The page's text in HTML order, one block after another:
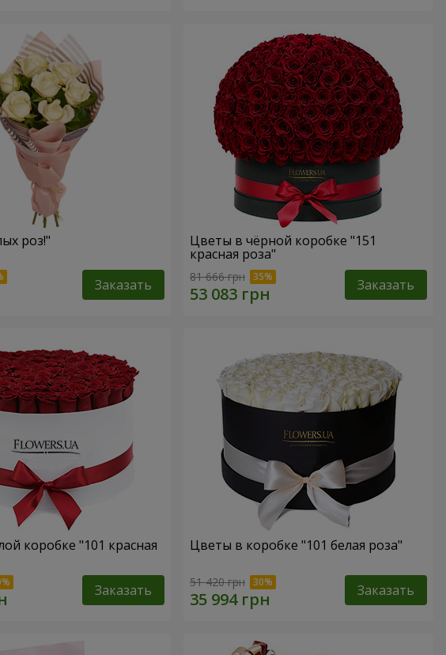
роз!"
Заказать
Цветы в чёрной коробке "151
красная роза"
81 666 грн Заказать
коробке "101 красная
Заказать
Цветы в коробке "101 белая роза"
51 420 грн Заказать